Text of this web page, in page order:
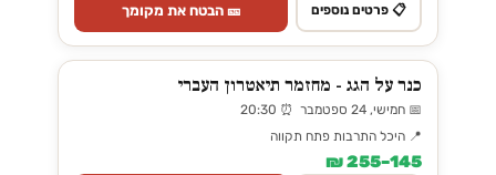
📋 פרטים נוספים 🎫 הבטח את מקומך
כנר על הגג - מחזמר תיאטרון העברי
📅 חמישי, 24 ספטמבר ⏰ 20:30
📍 היכל התרבות פתח תקווה
145–255 ₪